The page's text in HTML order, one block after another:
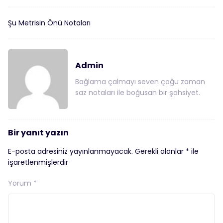
Şu Metrisin Önü Notaları
Admin
Bağlama çalmayı seven çoğu zaman
saz notaları ile boğusan bir şahsiyet.
Bir yanıt yazın
E-posta adresiniz yayınlanmayacak. Gerekli alanlar * ile
işaretlenmişlerdir
Yorum *